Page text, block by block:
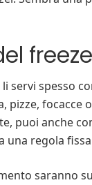
servi spesso
pizze, focacce
puoi anche
una regola
saranno